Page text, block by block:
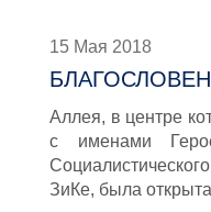
15 Мая 2018
Аллея, в центре
с именами
ЗиКе, была